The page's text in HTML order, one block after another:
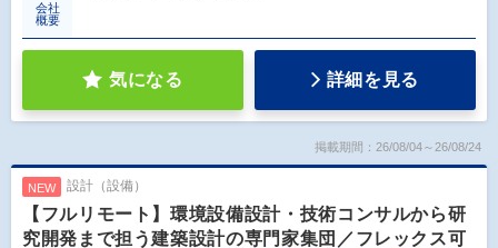
会社
概要
気になる 詳細を見る
掲載期間：26/08/04～26/08/24
NEW 設計（設備）
【フルリモート】環境設備設計・技術コンサルから研
究開発まで担う建築設計の専門家集団／フレックス可